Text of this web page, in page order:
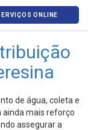
ONLINE
de água, coleta e
mais reforço
assegurar a